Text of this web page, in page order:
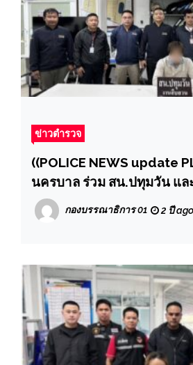
ข่าวตำรวจ
((POLICE NEWS update
นครบาล ร่วม สน.ปทุมวัน แล
“โจรฉกเพชร” มือไวชาวต่า
กำลังกลับเข้าประเทศไทยเพื่อ
กองบรรณาธิการ 01 2 ปี ago